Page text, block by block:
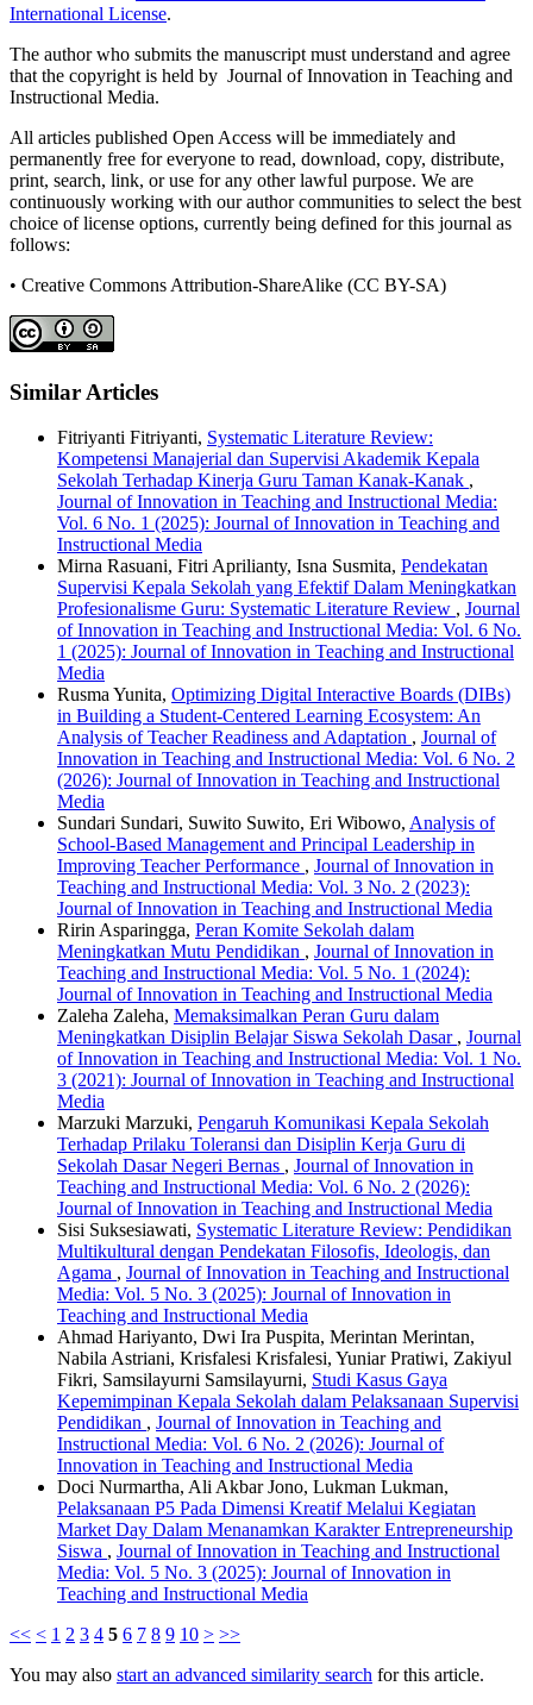
International License.
The author who submits the manuscript must understand and agree
that the copyright is held by Journal of Innovation in Teaching and
Instructional Media.
All articles published Open Access will be immediately and
permanently free for everyone to read, download, copy, distribute,
print, search, link, or use for any other lawful purpose. We are
continuously working with our author communities to select the best
choice of license options, currently being defined for this journal as
follows:
• Creative Commons Attribution-ShareAlike (CC BY-SA)
Similar Articles
Fitriyanti Fitriyanti, Systematic Literature Review:
Kompetensi Manajerial dan Supervisi Akademik Kepala
Sekolah Terhadap Kinerja Guru Taman Kanak-Kanak ,
Journal of Innovation in Teaching and Instructional Media:
Vol. 6 No. 1 (2025): Journal of Innovation in Teaching and
Instructional Media
Mirna Rasuani, Fitri Aprilianty, Isna Susmita, Pendekatan
Supervisi Kepala Sekolah yang Efektif Dalam Meningkatkan
Profesionalisme Guru: Systematic Literature Review , Journal
of Innovation in Teaching and Instructional Media: Vol. 6 No.
1 (2025): Journal of Innovation in Teaching and Instructional
Media
Rusma Yunita, Optimizing Digital Interactive Boards (DIBs)
in Building a Student-Centered Learning Ecosystem: An
Analysis of Teacher Readiness and Adaptation , Journal of
Innovation in Teaching and Instructional Media: Vol. 6 No. 2
(2026): Journal of Innovation in Teaching and Instructional
Media
Sundari Sundari, Suwito Suwito, Eri Wibowo, Analysis of
School-Based Management and Principal Leadership in
Improving Teacher Performance , Journal of Innovation in
Teaching and Instructional Media: Vol. 3 No. 2 (2023):
Journal of Innovation in Teaching and Instructional Media
Ririn Asparingga, Peran Komite Sekolah dalam
Meningkatkan Mutu Pendidikan , Journal of Innovation in
Teaching and Instructional Media: Vol. 5 No. 1 (2024):
Journal of Innovation in Teaching and Instructional Media
Zaleha Zaleha, Memaksimalkan Peran Guru dalam
Meningkatkan Disiplin Belajar Siswa Sekolah Dasar , Journal
of Innovation in Teaching and Instructional Media: Vol. 1 No.
3 (2021): Journal of Innovation in Teaching and Instructional
Media
Marzuki Marzuki, Pengaruh Komunikasi Kepala Sekolah
Terhadap Prilaku Toleransi dan Disiplin Kerja Guru di
Sekolah Dasar Negeri Bernas , Journal of Innovation in
Teaching and Instructional Media: Vol. 6 No. 2 (2026):
Journal of Innovation in Teaching and Instructional Media
Sisi Suksesiawati, Systematic Literature Review: Pendidikan
Multikultural dengan Pendekatan Filosofis, Ideologis, dan
Agama , Journal of Innovation in Teaching and Instructional
Media: Vol. 5 No. 3 (2025): Journal of Innovation in
Teaching and Instructional Media
Ahmad Hariyanto, Dwi Ira Puspita, Merintan Merintan,
Nabila Astriani, Krisfalesi Krisfalesi, Yuniar Pratiwi, Zakiyul
Fikri, Samsilayurni Samsilayurni, Studi Kasus Gaya
Kepemimpinan Kepala Sekolah dalam Pelaksanaan Supervisi
Pendidikan , Journal of Innovation in Teaching and
Instructional Media: Vol. 6 No. 2 (2026): Journal of
Innovation in Teaching and Instructional Media
Doci Nurmartha, Ali Akbar Jono, Lukman Lukman,
Pelaksanaan P5 Pada Dimensi Kreatif Melalui Kegiatan
Market Day Dalam Menanamkan Karakter Entrepreneurship
Siswa , Journal of Innovation in Teaching and Instructional
Media: Vol. 5 No. 3 (2025): Journal of Innovation in
Teaching and Instructional Media
<< < 1 2 3 4 5 6 7 8 9 10 > >>
You may also start an advanced similarity search for this article.